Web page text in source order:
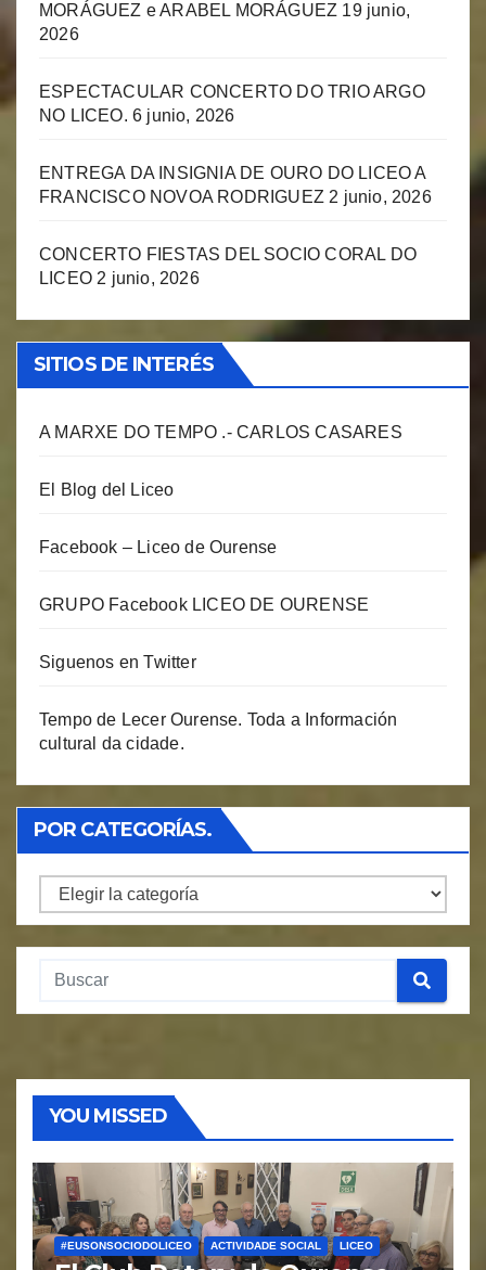
MORÁGUEZ e ARABEL MORÁGUEZ 19 junio,
2026
ESPECTACULAR CONCERTO DO TRIO ARGO
NO LICEO. 6 junio, 2026
ENTREGA DA INSIGNIA DE OURO DO LICEO A
FRANCISCO NOVOA RODRIGUEZ 2 junio, 2026
CONCERTO FIESTAS DEL SOCIO CORAL DO
LICEO 2 junio, 2026
SITIOS DE INTERÉS
A MARXE DO TEMPO .- CARLOS CASARES
El Blog del Liceo
Facebook – Liceo de Ourense
GRUPO Facebook LICEO DE OURENSE
Siguenos en Twitter
Tempo de Lecer Ourense. Toda a Información
cultural da cidade.
POR CATEGORÍAS.
Por
Categorías.
YOU MISSED
#EUSONSOCIODOLICEO ACTIVIDADE SOCIAL LICEO